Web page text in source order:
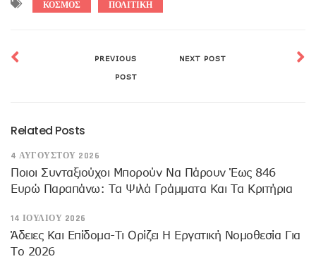
ΚΟΣΜΟΣ ΠΟΛΙΤΙΚΗ
PREVIOUS
POST
NEXT POST
Related Posts
4 ΑΥΓΟΎΣΤΟΥ 2026
Ποιοι Συνταξιούχοι Μπορούν Να Πάρουν Έως 846
Ευρώ Παραπάνω: Τα Ψιλά Γράμματα Και Τα Κριτήρια
14 ΙΟΥΛΊΟΥ 2026
Άδειες Και Επίδομα-Τι Ορίζει Η Εργατική Νομοθεσία Για
Το 2026